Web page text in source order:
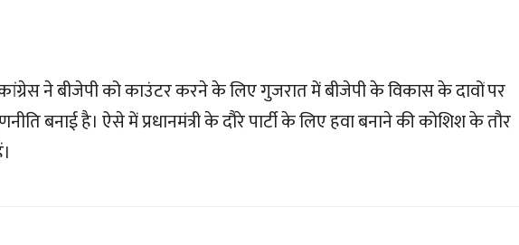
ने बीजेपी को काउंटर करने के लिए गुजरात में बीजेपी के विकास के दावों पर
बनाई है। ऐसे में प्रधानमंत्री के दौरे पार्टी के लिए हवा बनाने की कोशिश के तौर